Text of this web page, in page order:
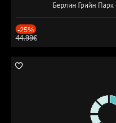
Берлин Грийн Парк
-25%
44.99€